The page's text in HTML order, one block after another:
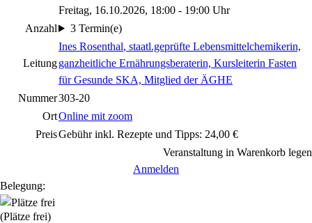
Freitag, 16.10.2026, 18:00 - 19:00 Uhr
Anzahl
3 Termin(e)
Leitung
Ines Rosenthal, staatl.geprüfte Lebensmittelchemikerin,
ganzheitliche Ernährungsberaterin, Kursleiterin Fasten
für Gesunde SKA, Mitglied der ÄGHE
Nummer303-20
OrtOnline mit zoom
PreisGebühr inkl. Rezepte und Tipps: 24,00 €
Veranstaltung in Warenkorb legen
Anmelden
Belegung:
(Plätze frei)